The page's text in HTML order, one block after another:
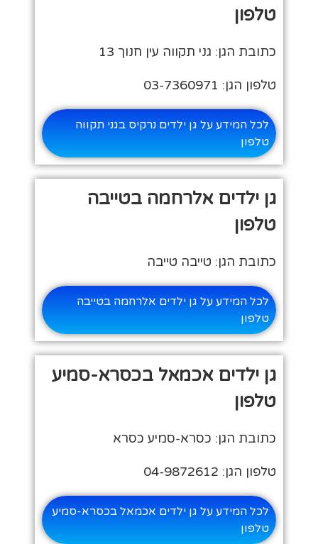
טלפון
כתובת הגן: גני תקווה עין חנוך 13
טלפון הגן: 03-7360971
לכל המידע על גן ילדים נרקיס בגני תקווה
טלפון
גן ילדים אלרחמה בטייבה
טלפון
כתובת הגן: טייבה טייבה
לכל המידע על גן ילדים אלרחמה בטייבה
טלפון
גן ילדים אכמאל בכסרא-סמיע
טלפון
כתובת הגן: כסרא-סמיע כסרא
טלפון הגן: 04-9872612
לכל המידע על גן ילדים אכמאל בכסרא-סמיע
טלפון